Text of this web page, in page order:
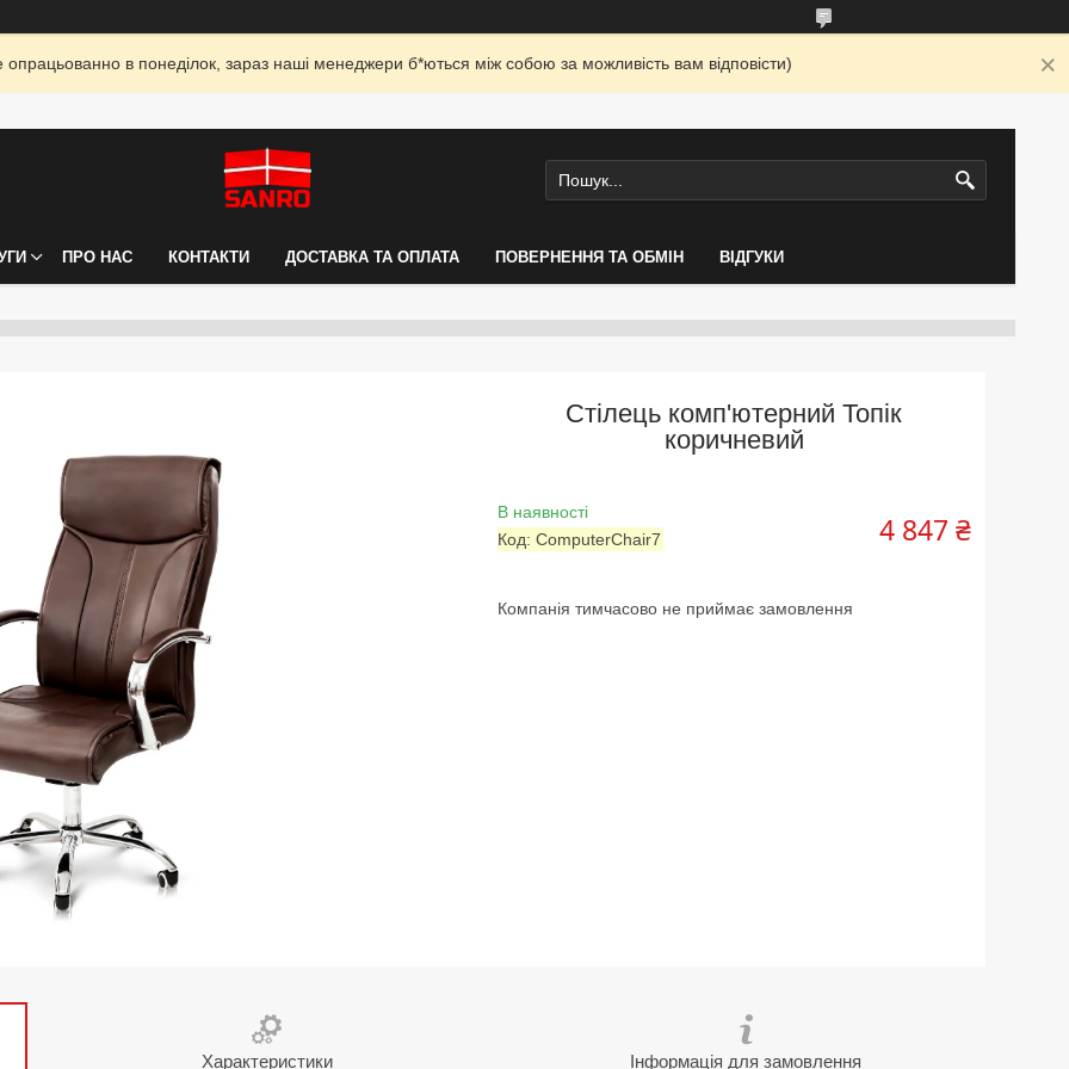
в понеділок, зараз наші менеджери б*ються між собою за можливість вам відповісти)
ПРО НАС КОНТАКТИ ДОСТАВКА ТА ОПЛАТА ПОВЕРНЕННЯ ТА ОБМІН ВІДГУКИ
Стілець комп'ютерний Топік
коричневий
В наявності
Код: СomputerСhair7 4 847 ₴
Компанія тимчасово не приймає замовлення
Характеристики Інформація для замовлення